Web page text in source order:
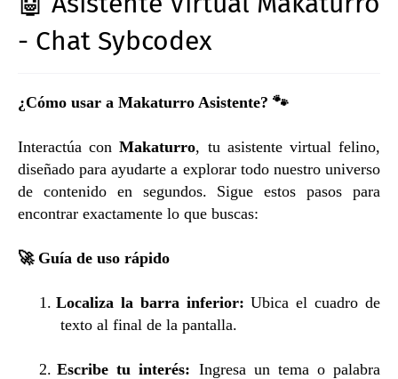
- Chat Sybcodex
¿Cómo usar a Makaturro Asistente? 🐾
Interactúa conMakaturro, tu asistente virtual felino,
diseñado para ayudarte a explorar todo nuestro universo
de contenido en segundos. Sigue estos pasos para
encontrar exactamente lo que buscas:
🚀Guía de uso rápido
1. Localiza la barra inferior: Ubica el cuadro de
texto al final de la pantalla.
2. Escribe tu interés: Ingresa un tema o palabra